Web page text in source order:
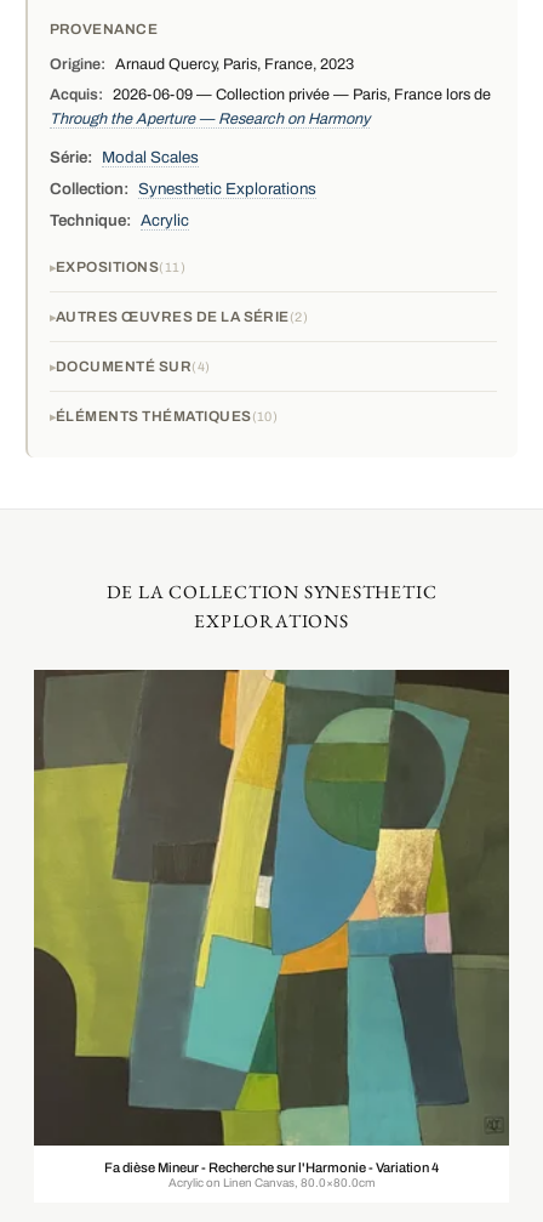
PROVENANCE
Origine:
Arnaud Quercy, Paris, France, 2023
Acquis:
2026-06-09 — Collection privée — Paris, France lors de
Through the Aperture — Research on Harmony
Série:
Modal Scales
Collection:
Synesthetic Explorations
Technique:
Acrylic
EXPOSITIONS 11
AUTRES ŒUVRES DE LA SÉRIE 2
DOCUMENTÉ SUR 4
ÉLÉMENTS THÉMATIQUES 10
DE LA COLLECTION SYNESTHETIC
EXPLORATIONS
Fa dièse Mineur - Recherche sur l'Harmonie - Variation 4
Acrylic on Linen Canvas, 80.0×80.0cm